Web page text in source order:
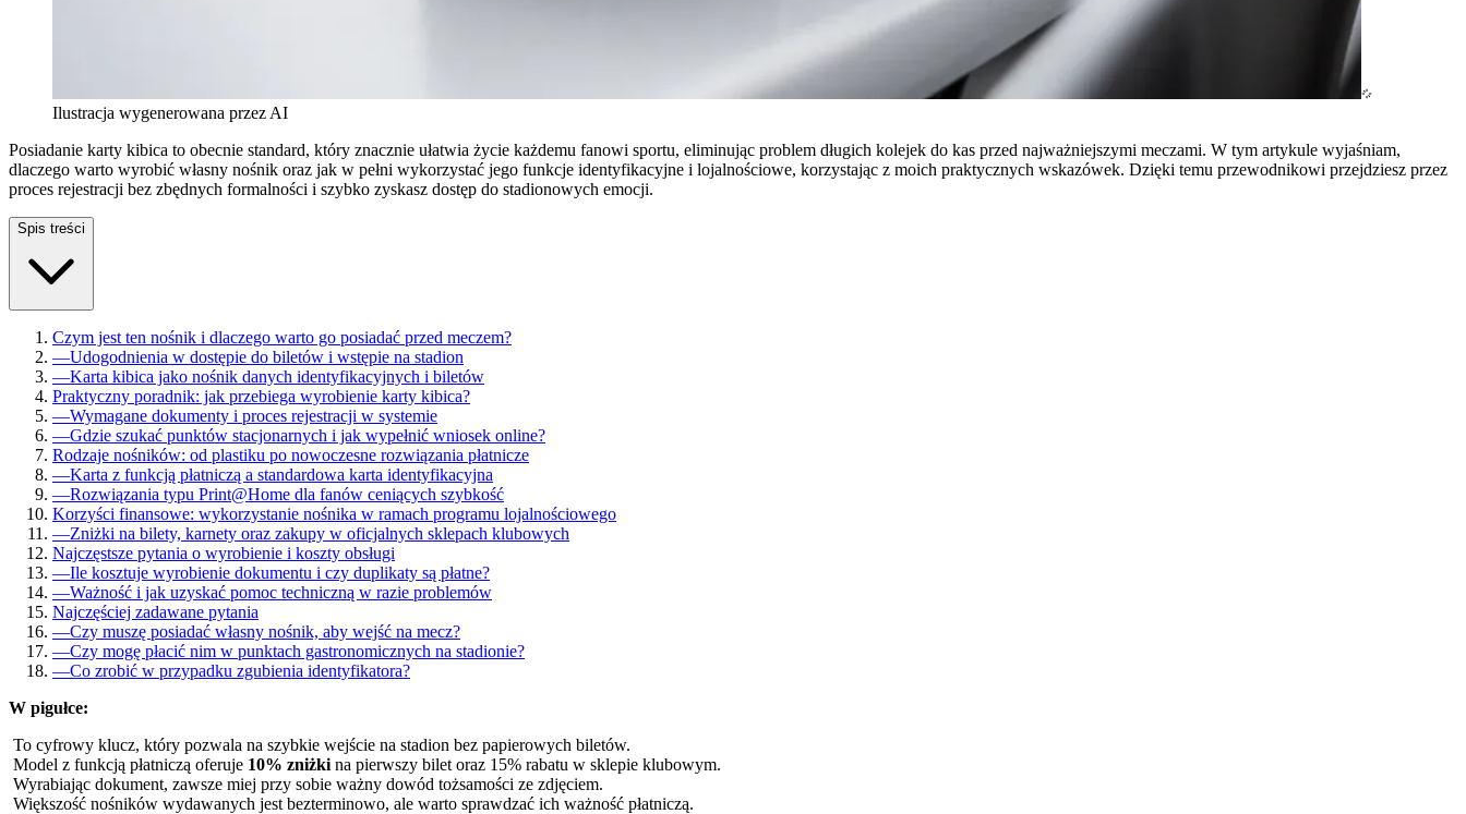
Ilustracja wygenerowana przez AI
Posiadanie karty kibica to obecnie standard, który znacznie ułatwia życie każdemu fanowi sportu, eliminując problem długich kolejek do kas przed najważniejszymi meczami. W tym artykule wyjaśniam,
dlaczego warto wyrobić własny nośnik oraz jak w pełni wykorzystać jego funkcje identyfikacyjne i lojalnościowe, korzystając z moich praktycznych wskazówek. Dzięki temu przewodnikowi przejdziesz przez
proces rejestracji bez zbędnych formalności i szybko zyskasz dostęp do stadionowych emocji.
Spis treści
Czym jest ten nośnik i dlaczego warto go posiadać przed meczem?
—Udogodnienia w dostępie do biletów i wstępie na stadion
—Karta kibica jako nośnik danych identyfikacyjnych i biletów
Praktyczny poradnik: jak przebiega wyrobienie karty kibica?
—Wymagane dokumenty i proces rejestracji w systemie
—Gdzie szukać punktów stacjonarnych i jak wypełnić wniosek online?
Rodzaje nośników: od plastiku po nowoczesne rozwiązania płatnicze
—Karta z funkcją płatniczą a standardowa karta identyfikacyjna
—Rozwiązania typu Print@Home dla fanów ceniących szybkość
Korzyści finansowe: wykorzystanie nośnika w ramach programu lojalnościowego
—Zniżki na bilety, karnety oraz zakupy w oficjalnych sklepach klubowych
Najczęstsze pytania o wyrobienie i koszty obsługi
—Ile kosztuje wyrobienie dokumentu i czy duplikaty są płatne?
—Ważność i jak uzyskać pomoc techniczną w razie problemów
Najczęściej zadawane pytania
—Czy muszę posiadać własny nośnik, aby wejść na mecz?
—Czy mogę płacić nim w punktach gastronomicznych na stadionie?
—Co zrobić w przypadku zgubienia identyfikatora?
W pigułce:
To cyfrowy klucz, który pozwala na szybkie wejście na stadion bez papierowych biletów.
Model z funkcją płatniczą oferuje 10% zniżki na pierwszy bilet oraz 15% rabatu w sklepie klubowym.
Wyrabiając dokument, zawsze miej przy sobie ważny dowód tożsamości ze zdjęciem.
Większość nośników wydawanych jest bezterminowo, ale warto sprawdzać ich ważność płatniczą.